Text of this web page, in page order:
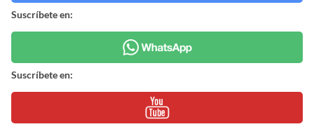
Suscríbete en:
Suscríbete en: